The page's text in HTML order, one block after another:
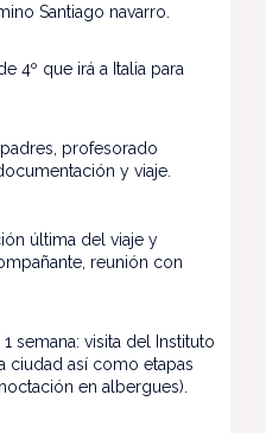
Santiago navarro.
4º que irá a Italia para
profesorado
y viaje.
última del viaje y
reunión con
semana: visita del Instituto
ciudad así como etapas
en albergues).